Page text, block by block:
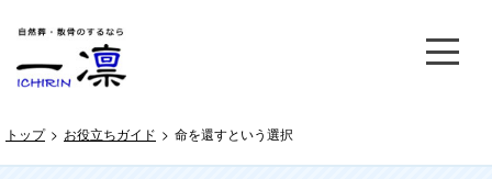
トップ > お役立ちガイド > 命を還すという選択